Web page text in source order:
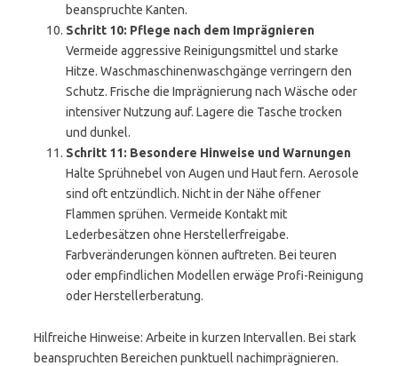
beanspruchte Kanten.
Schritt 10: Pflege nach dem Imprägnieren
Vermeide aggressive Reinigungsmittel und starke
Hitze. Waschmaschinenwaschgänge verringern den
Schutz. Frische die Imprägnierung nach Wäsche oder
intensiver Nutzung auf. Lagere die Tasche trocken
und dunkel.
Schritt 11: Besondere Hinweise und Warnungen
Halte Sprühnebel von Augen und Haut fern. Aerosole
sind oft entzündlich. Nicht in der Nähe offener
Flammen sprühen. Vermeide Kontakt mit
Lederbesätzen ohne Herstellerfreigabe.
Farbveränderungen können auftreten. Bei teuren
oder empfindlichen Modellen erwäge Profi-Reinigung
oder Herstellerberatung.
Hilfreiche Hinweise: Arbeite in kurzen Intervallen. Bei stark
beanspruchten Bereichen punktuell nachimprägnieren.